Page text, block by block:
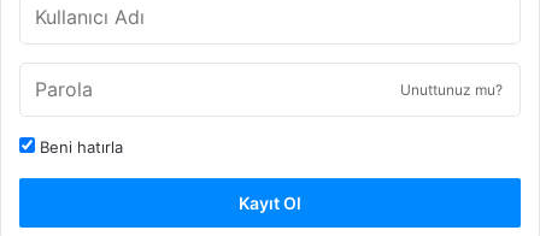
Unuttunuz mu?
Beni hatırla
Kayıt Ol